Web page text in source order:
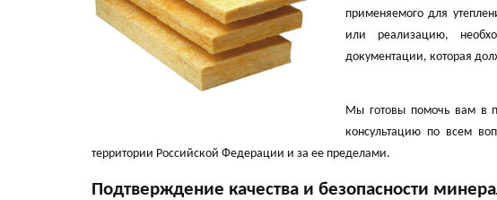
применяемого для
или реализацию,
документации, которая
Мы готовы помочь вам в
консультацию по всем
территории Российской Федерации и за ее пределами.
Подтверждение качества и безопасности